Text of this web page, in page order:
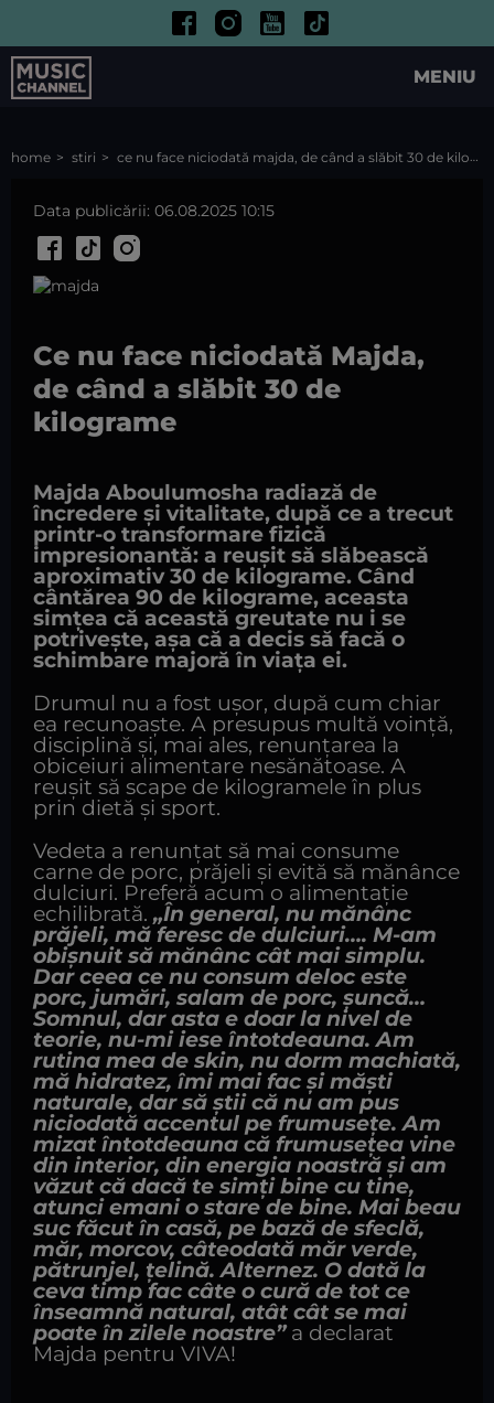
MENIU
home stiri ce nu face niciodată majda, de când a slăbit 30 de kilograme
Data publicării: 06.08.2025 10:15
Ce nu face niciodată Majda,
de când a slăbit 30 de
kilograme
Majda Aboulumosha radiază de
încredere și vitalitate, după ce a trecut
printr-o transformare fizică
impresionantă: a reușit să slăbească
aproximativ 30 de kilograme. Când
cântărea 90 de kilograme, aceasta
simțea că această greutate nu i se
potrivește, așa că a decis să facă o
schimbare majoră în viața ei.
Drumul nu a fost ușor, după cum chiar
ea recunoaște. A presupus multă voință,
disciplină și, mai ales, renunțarea la
obiceiuri alimentare nesănătoase. A
reușit să scape de kilogramele în plus
prin dietă și sport.
Vedeta a renunțat să mai consume
carne de porc, prăjeli și evită să mănânce
dulciuri. Preferă acum o alimentație
echilibrată. „În general, nu mănânc
prăjeli, mă feresc de dulciuri…. M-am
obișnuit să mănânc cât mai simplu.
Dar ceea ce nu consum deloc este
porc, jumări, salam de porc, șuncă…
Somnul, dar asta e doar la nivel de
teorie, nu-mi iese întotdeauna. Am
rutina mea de skin, nu dorm machiată,
mă hidratez, îmi mai fac și măști
naturale, dar să știi că nu am pus
niciodată accentul pe frumusețe. Am
mizat întotdeauna că frumusețea vine
din interior, din energia noastră și am
văzut că dacă te simți bine cu tine,
atunci emani o stare de bine. Mai beau
suc făcut în casă, pe bază de sfeclă,
măr, morcov, câteodată măr verde,
pătrunjel, țelină. Alternez. O dată la
ceva timp fac câte o cură de tot ce
înseamnă natural, atât cât se mai
poate în zilele noastre” a declarat
Majda pentru VIVA!